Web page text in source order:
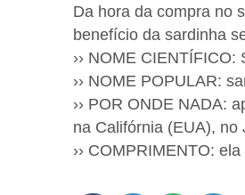
Da hora da compra no
benefício da sardinha
›› NOME
›› NOME POPULAR:
›› POR ONDE NADA:
na Califórnia (EUA), no
›› COMPRIMENTO: